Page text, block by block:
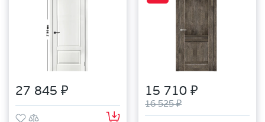
27 845 ₽ 15 710 ₽
16 525 ₽